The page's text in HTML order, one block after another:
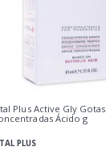
Plus Active Gly Gotas
Ácido g
PLUS